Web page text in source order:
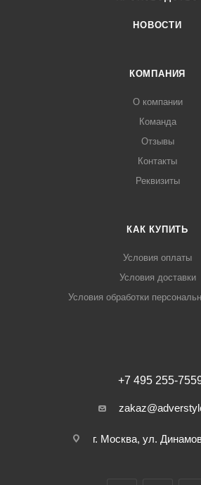
НОВОСТИ
КОМПАНИЯ
О компании
Команда
Отзывы
Контакты
Реквизиты
КАК КУПИТЬ
Условия оплаты
Условия доставки
Условия обработки
+7 495 255-
г. Москва, ул.